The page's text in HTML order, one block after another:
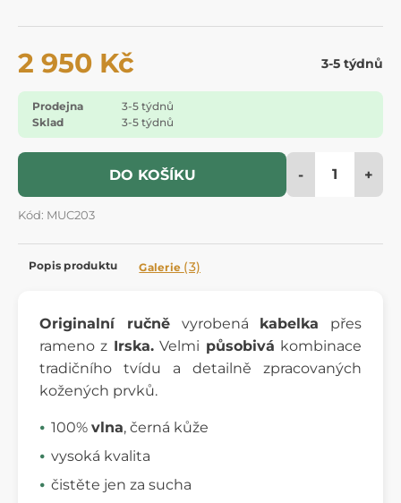
2 950 Kč 3-5 týdnů
Prodejna
3-5 týdnů
Sklad
3-5 týdnů
DO KOŠÍKU - +
Kód: MUC203
Popis produktu Galerie (3)
Originalní ručněvyrobená kabelka přes
rameno z Irska.Velmi působivá kombinace
tradičního tvídu a detailně zpracovaných
kožených prvků.
100% vlna, černá kůže
vysoká kvalita
čistěte jen za sucha